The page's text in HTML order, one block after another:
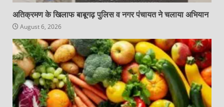
अतिक्रमण के खिलाफ बाबूगढ़ पुलिस व नगर पंचायत ने चलाया अभियान
August 6, 2026